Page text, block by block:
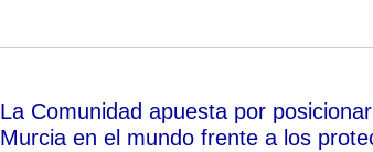
La Comunidad apuesta por
Murcia en el mundo frente a los